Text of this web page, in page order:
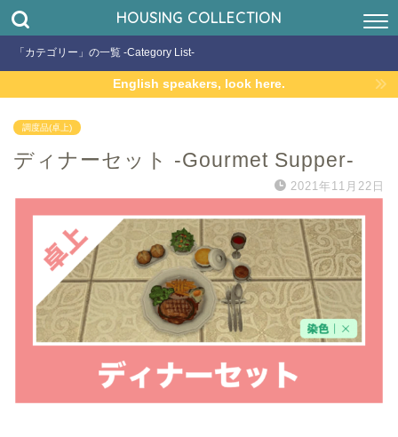
HOUSING COLLECTION
「カテゴリー」の一覧 -Category List-
English speakers, look here.
調度品(卓上)
ディナーセット -Gourmet Supper-
2021年11月22日